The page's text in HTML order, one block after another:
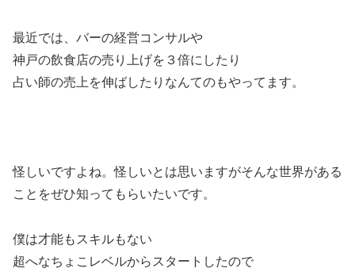
最近では、バーの経営コンサルや
神戸の飲食店の売り上げを３倍にしたり
占い師の売上を伸ばしたりなんてのもやってます。
怪しいですよね。怪しいとは思いますがそんな世界がある
ことをぜひ知ってもらいたいです。
僕は才能もスキルもない
超へなちょこレベルからスタートしたので